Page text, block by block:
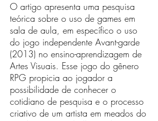
O artigo apresenta uma pesquisa
teórica sobre o uso de games em
sala de aula, em específico o uso
do jogo independente Avant-garde
(2013) no ensino-aprendizagem de
Artes Visuais. Esse jogo do gênero
RPG propicia ao jogador a
possibilidade de conhecer o
cotidiano de pesquisa e o processo
criativo de um artista em meados do